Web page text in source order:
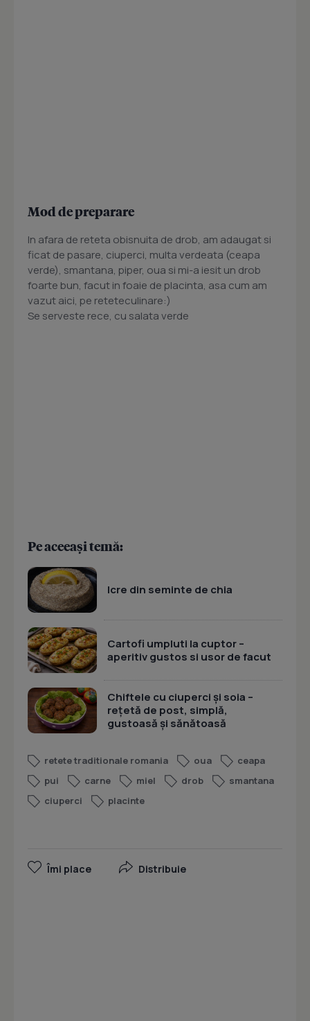
Mod de preparare
In afara de reteta obisnuita de drob, am adaugat si
ficat de pasare, ciuperci, multa verdeata (ceapa
verde), smantana, piper, oua si mi-a iesit un drob
foarte bun, facut in foaie de placinta, asa cum am
vazut aici, pe reteteculinare:)
Se serveste rece, cu salata verde
Pe aceeași temă:
Icre din seminte de chia
Cartofi umpluti la cuptor –
aperitiv gustos si usor de facut
Chiftele cu ciuperci și soia –
rețetă de post, simplă,
gustoasă și sănătoasă
retete traditionale romania oua
ceapa
pui
carne miel drob
smantana
ciuperci
placinte
Îmi place Distribuie